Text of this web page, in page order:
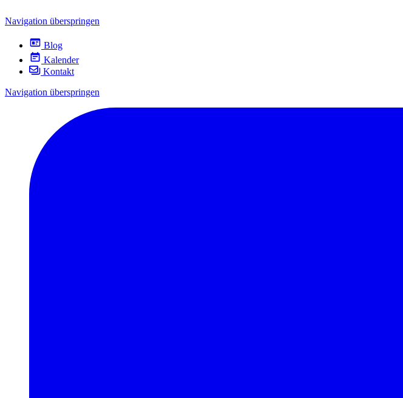
Navigation überspringen
Blog
Kalender
Kontakt
Navigation überspringen